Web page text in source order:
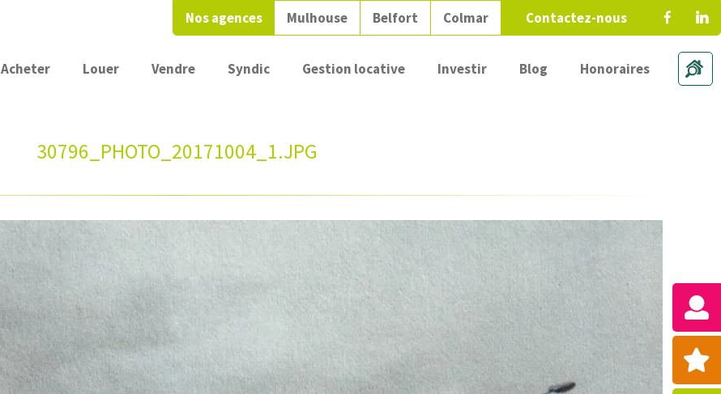
Acheter Louer Vendre Syndic Gestion locative Investir Blog Honoraires
Nos agences Mulhouse Belfort Colmar Contactez-nous
30796_PHOTO_20171004_1.JPG